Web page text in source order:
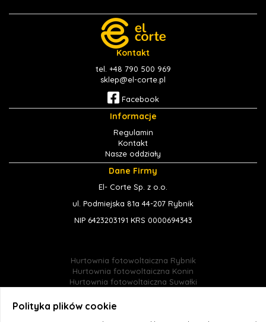
Kontakt
tel. +48 790 500 969
sklep@el-corte.pl
Facebook
Informacje
Regulamin
Kontakt
Nasze oddziały
Dane Firmy
El- Corte Sp. z o.o.
ul. Podmiejska 81a 44-207 Rybnik
NIP 6423203191 KRS 0000694343
Hurtownia fotowoltaiczna Rybnik
Hurtownia fotowoltaiczna Konin
Hurtownia fotowoltaiczna Suwałki
Hurtownia fotowoltaiczna Śląsk
Polityka plików cookie